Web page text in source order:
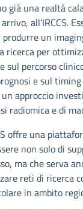
già una realtà
all’IRCCS.
un
ricerca per
sul percorso
e sul
approccio
radiomica e di
offre una
non solo di
ma che serva
reti di ricerca
in ambito